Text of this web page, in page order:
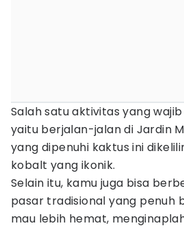
Salah satu aktivitas yang
yaitu berjalan-jalan di Jardin
yang dipenuhi kaktus ini
kobalt yang ikonik.
Selain itu, kamu juga bisa
pasar tradisional yang penuh
mau lebih hemat,